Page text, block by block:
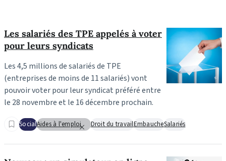
Les salariés des TPE appelés à voter
pour leurs syndicats
Les 4,5 millions de salariés de TPE
(entreprises de moins de 11 salariés) vont
pouvoir voter pour leur syndicat préféré entre
le 28 novembre et le 16 décembre prochain.
SocialAides à l'emploi Droit du travailEmbaucheSalariés